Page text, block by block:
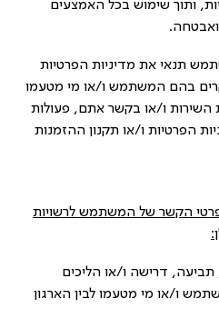
ותוך שימוש בכל האמצעים
תנאי את מדיניות הפרטיות
בהם המשתמש ו/או מי מטעמו
השירות ו/או בקשר אתם, פעולות
הפרטיות ו/או תקנון ההזמנות
הקשר של המשתמש לרשויות
דרישה ו/או הליכים
ו/או מי מטעמו לבין הארגון